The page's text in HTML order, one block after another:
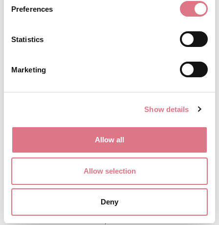
Preferences
Statistics
Marketing
Show details
Allow all
Allow selection
Deny
Retro2 20 Vårgrönska